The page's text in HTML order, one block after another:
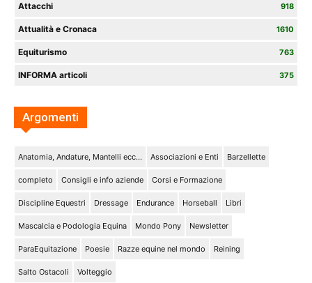
Attacchi 918
Attualità e Cronaca 1610
Equiturismo 763
INFORMA articoli 375
Argomenti
Anatomia, Andature, Mantelli ecc... Associazioni e Enti Barzellette
completo Consigli e info aziende Corsi e Formazione
Discipline Equestri Dressage Endurance Horseball Libri
Mascalcia e Podologia Equina Mondo Pony Newsletter
ParaEquitazione Poesie Razze equine nel mondo Reining
Salto Ostacoli Volteggio